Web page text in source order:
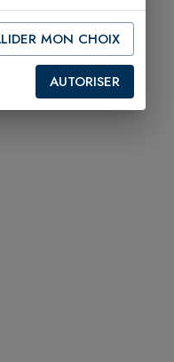
MON CHOIX
AUTORISER